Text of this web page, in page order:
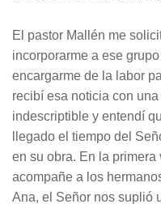
El pastor Mallén me
incorporarme a ese
encargarme de la labor
recibí esa noticia con
indescriptible y entendí
llegado el tiempo del
en su obra. En la primera
acompañe a los
Ana, el Señor nos suplió